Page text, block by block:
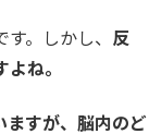
。しかし、 反
ね。
すが、脳内のど